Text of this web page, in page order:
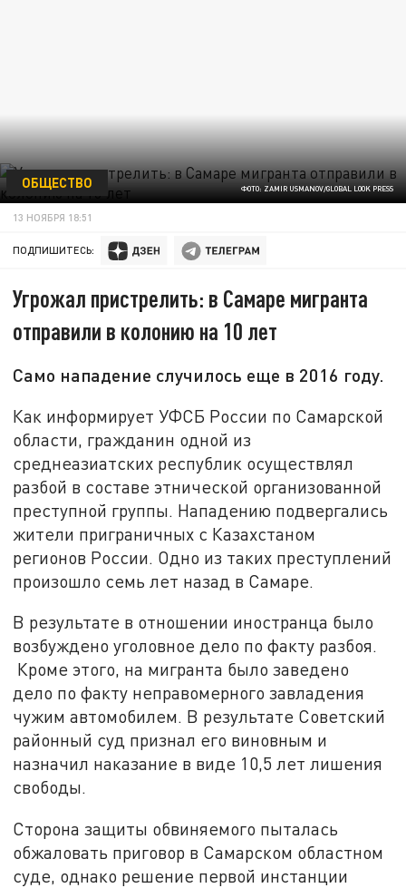
ФОТО: ZAMIR USMANOV/GLOBAL LOOK PRESS
ОБЩЕСТВО
13 НОЯБРЯ 18:51
ПОДПИШИТЕСЬ:
Угрожал пристрелить: в Самаре мигранта
отправили в колонию на 10 лет
Само нападение случилось еще в 2016 году.
Как информирует УФСБ России по Самарской
области, гражданин одной из
среднеазиатских республик осуществлял
разбой в составе этнической организованной
преступной группы. Нападению подвергались
жители приграничных с Казахстаном
регионов России. Одно из таких преступлений
произошло семь лет назад в Самаре.
В результате в отношении иностранца было
возбуждено уголовное дело по факту разбоя.
Кроме этого, на мигранта было заведено
дело по факту неправомерного завладения
чужим автомобилем. В результате Советский
районный суд признал его виновным и
назначил наказание в виде 10,5 лет лишения
свободы.
Сторона защиты обвиняемого пыталась
обжаловать приговор в Самарском областном
суде, однако решение первой инстанции